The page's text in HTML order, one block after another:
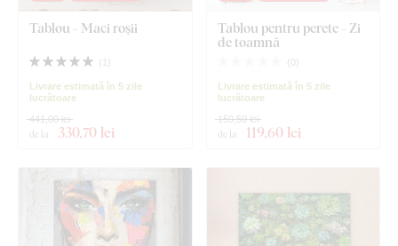
Tablou - Maci roșii
( 1 )
Livrare estimată în 5 zile
lucrătoare
de la 330,70 lei
441,00 lei
Tablou pentru perete - Zi
de toamnă
( 0)
Livrare estimată în 5 zile
lucrătoare
de la 119,60 lei
159,50 lei